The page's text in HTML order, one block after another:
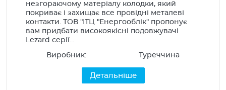
незгораючому матеріалу колодки, який
покриває і захищає все провідні металеві
контакти. ТОВ "ІТЦ "Енергооблік" пропонує
вам придбати високоякісні подовжувачі
Lezard серії...
Виробник: Туреччина
Детальніше